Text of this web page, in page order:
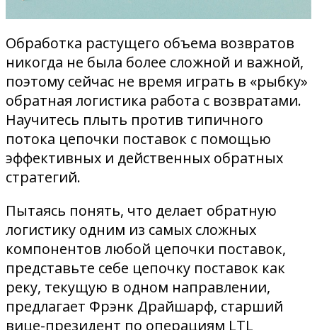
Обработка растущего объема возвратов
никогда не была более сложной и важной,
поэтому сейчас не время играть в «рыбку»
обратная логистика работа с возвратами.
Научитесь плыть против типичного
потока цепочки поставок с помощью
эффективных и действенных обратных
стратегий.
Пытаясь понять, что делает обратную
логистику одним из самых сложных
компонентов любой цепочки поставок,
представьте себе цепочку поставок как
реку, текущую в одном направлении,
предлагает Фрэнк Драйшарф, старший
вице-президент по операциям LTL